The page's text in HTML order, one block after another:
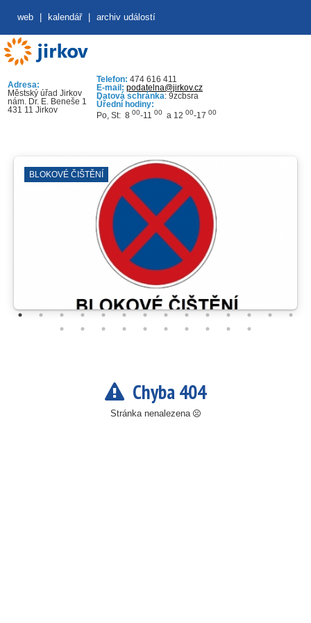
web kalendář archiv událostí
Adresa:
Městský úřad Jirkov
nám. Dr. E. Beneše 1
431 11 Jirkov
Telefon: 474 616 411
E-mail: podatelna@jirkov.cz
Datová schránka: 9zcbsra
Úřední hodiny:
Po, St: 8 00-11 00 a 12 00-17 00
BLOKOVÉ ČIŠTĚNÍ
Chyba 404
Stránka nenalezena